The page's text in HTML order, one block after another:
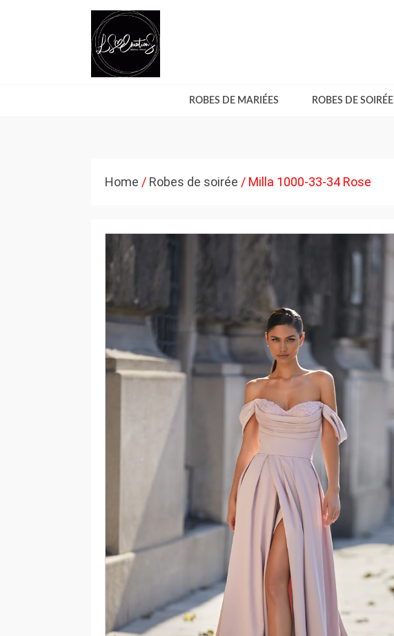
ROBES DE MARIÉES ROBES DE SOIRÉE
Home / Robes de soirée / Milla 1000-33-34 Rose